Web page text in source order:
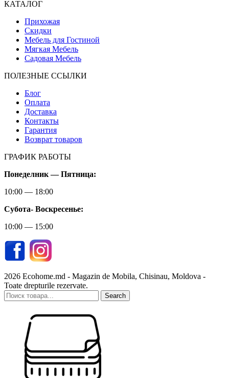
КАТАЛОГ
Прихожая
Скидки
Мебель для Гостиной
Мягкая Мебель
Садовая Мебель
ПОЛЕЗНЫЕ ССЫЛКИ
Блог
Оплата
Доставка
Контакты
Гарантия
Возврат товаров
ГРАФИК РАБОТЫ
Понеделник — Пятница:
10:00 — 18:00
Субота- Воскресенье:
10:00 — 15:00
2026 Ecohome.md - Magazin de Mobila, Chisinau, Moldova -
Toate drepturile rezervate.
Search